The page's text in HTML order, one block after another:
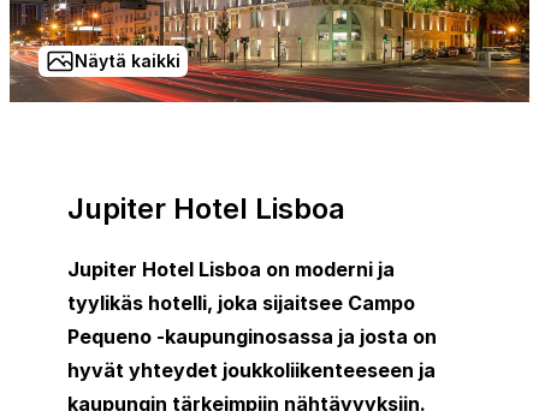
Näytä kaikki
Jupiter Hotel Lisboa
Jupiter Hotel Lisboa on moderni ja
tyylikäs hotelli, joka sijaitsee Campo
Pequeno -kaupunginosassa ja josta on
hyvät yhteydet joukkoliikenteeseen ja
kaupungin tärkeimpiin nähtävyyksiin.